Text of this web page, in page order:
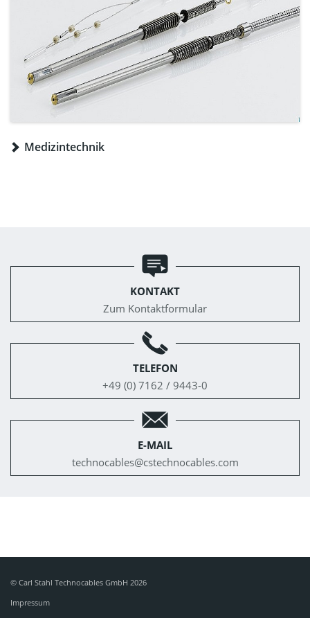
Medizintechnik
KONTAKT
Zum Kontaktformular
TELEFON
+49 (0) 7162 / 9443-0
E-MAIL
technocables@cstechnocables.com
© Carl Stahl Technocables GmbH 2026
Impressum